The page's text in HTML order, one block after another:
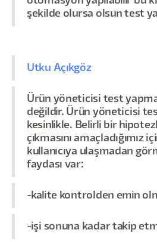
şekilde olursa olsun test
Utku Açıkgöz
Ürün yöneticisi test
değildir. Ürün yöneticisi
kesinlikle. Belirli bir
çıkmasını amaçladığımız
kullanıcıya ulaşmadan
faydası var:
-kalite kontrolden emin
-işi sonuna kadar takip